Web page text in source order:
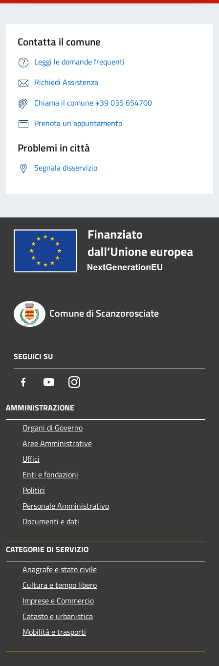
Contatta il comune
Leggi le domande frequenti
Richiedi Assistenza
Chiama il comune +39 035 654700
Prenota un appuntamento
Problemi in città
Segnala disservizio
Comune di Scanzorosciate
SEGUICI SU
Facebook YoutubeInstagram
AMMINISTRAZIONE
Organi di Governo
Aree Amministrative
Uffici
Enti e fondazioni
Politici
Personale Amministrativo
Documenti e dati
CATEGORIE DI SERVIZIO
Anagrafe e stato civile
Cultura e tempo libero
Imprese e Commercio
Catasto e urbanistica
Mobilità e trasporti